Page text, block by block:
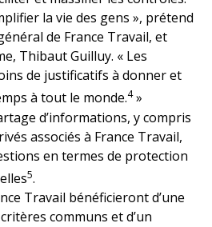
la vie des gens », prétend
de France Travail, et
Thibaut Guilluy. « Les
de justificatifs à donner et
à tout le monde.4»
d’informations, y compris
associés à France Travail,
en termes de protection
5.
Travail bénéficieront d’une
communs et d’un